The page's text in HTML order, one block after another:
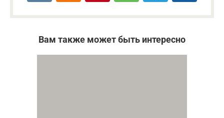
Вам также может быть интересно